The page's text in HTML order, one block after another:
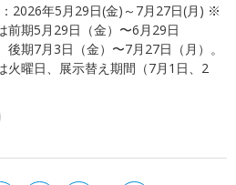
2026年5月29日(金)～7月27日(月) ※
前期5月29日（金）〜6月29日
後期7月3日（金）〜7月27日（月）。
火曜日、展示替え期間（7月1日、2